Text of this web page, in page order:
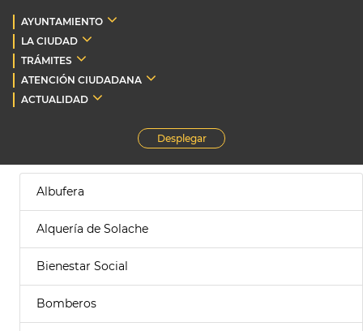
AYUNTAMIENTO
LA CIUDAD
TRÁMITES
ATENCIÓN CIUDADANA
ACTUALIDAD
Desplegar
Albufera
Alquería de Solache
Bienestar Social
Bomberos